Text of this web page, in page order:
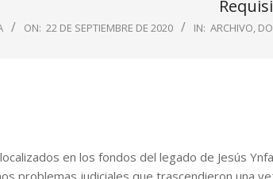
ON: 22 DE SEPTIEMBRE DE 2020 IN: ARCHIVO,
en los fondos del legado de Jesús
problemas judiciales que trascendieron una